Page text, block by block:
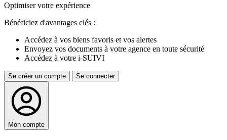
Optimiser votre expérience
Bénéficiez d'avantages clés :
Accédez à vos biens favoris et vos alertes
Envoyez vos documents à votre agence en toute sécurité
Accédez à votre i-SUIVI
Se créer un compte Se connecter
Mon compte